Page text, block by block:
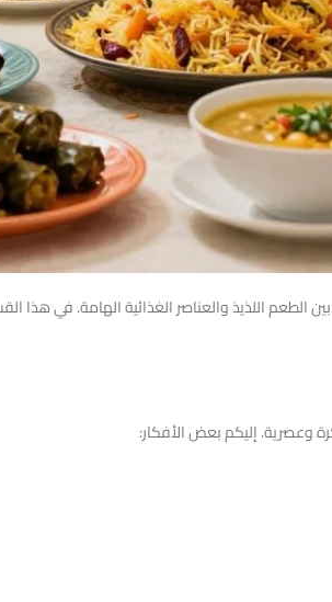
الطعم اللذيذ والعناصر الغذائية الهامة. في
وعصرية. إليكم بعض الأفكار: